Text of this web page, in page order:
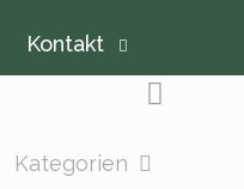
Kontakt
Kategorien